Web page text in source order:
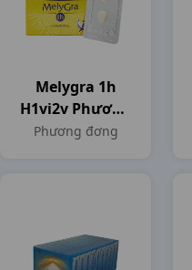
Melygra 1h
H1vi2v Phương
Đơng
Phương đơng